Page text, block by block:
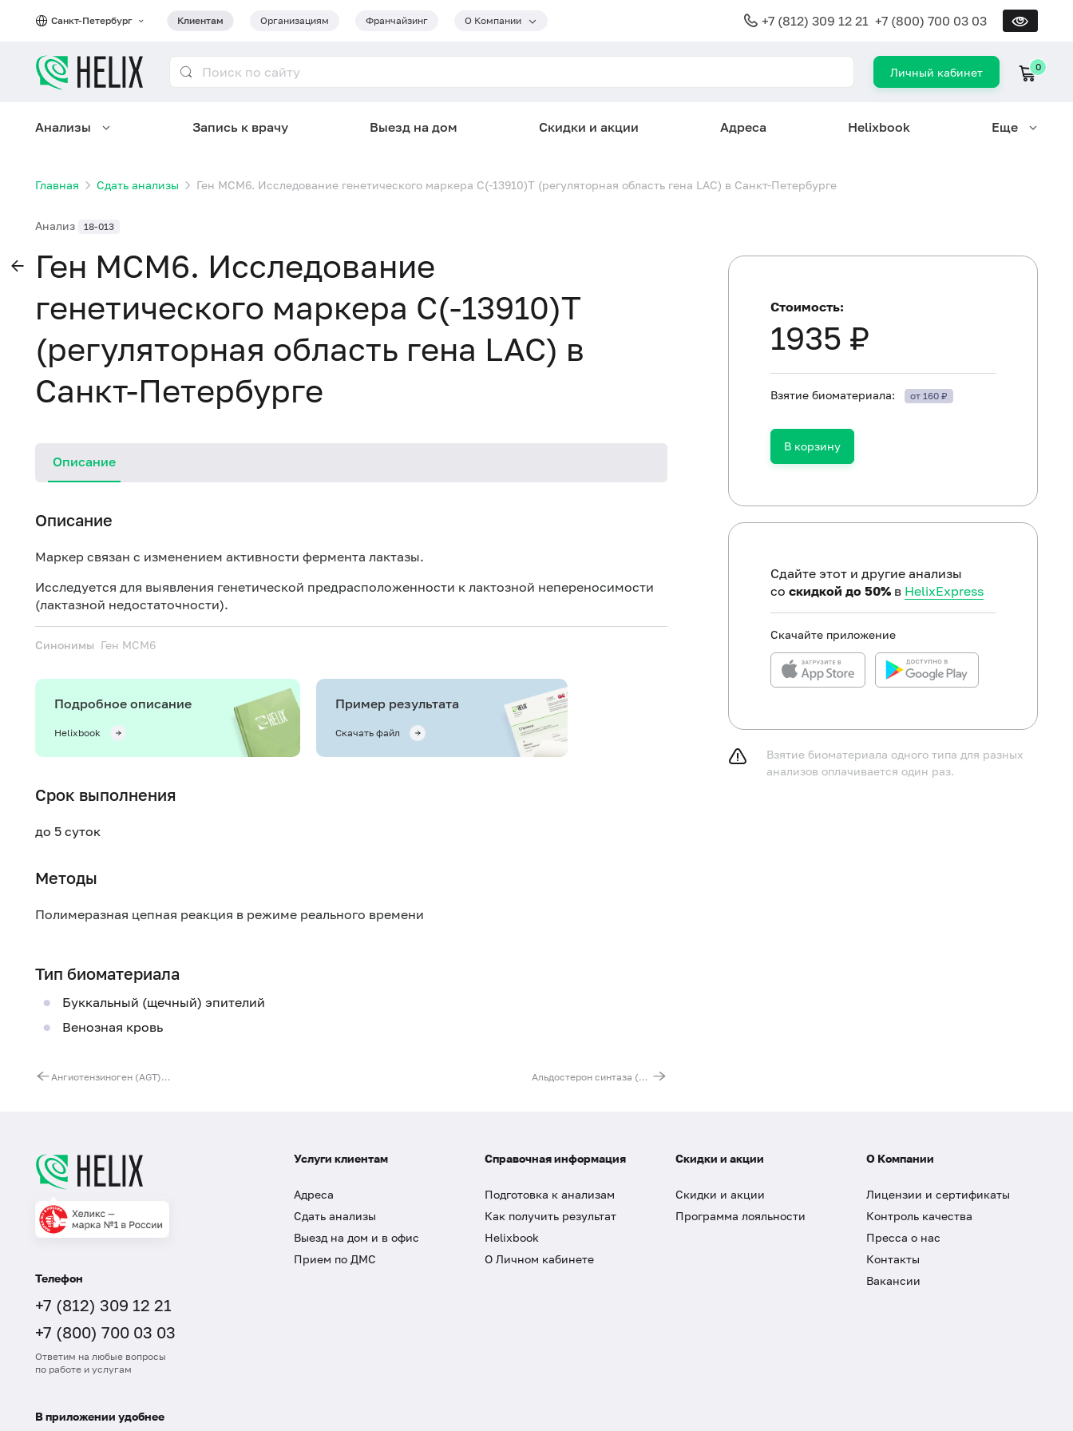
Санкт-Петербург Клиентам Организациям Франчайзинг О Компании +7 (812) 309 12 21 +7 (800) 700 03 03
Личный кабинет 0
Анализы Запись к врачу Выезд на дом Скидки и акции Адреса Helixbook Еще
Главная Сдать анализы Ген МСМ6. Исследование генетического маркера C(-13910)T (регуляторная область гена LAC) в Санкт-Петербурге
Анализ 18-013
Ген МСМ6. Исследование
генетического маркера C(-13910)T
(регуляторная область гена LAC) в
Санкт-Петербурге
Описание
Описание
Маркер связан с изменением активности фермента лактазы.
Исследуется для выявления генетической предрасположенности к лактозной непереносимости
(лактазной недостаточности).
Синонимы Ген MCM6
Подробное описание
Helixbook
Пример результата
Скачать файл
Срок выполнения
до 5 суток
Методы
Полимеразная цепная реакция в режиме реального времени
Тип биоматериала
Буккальный (щечный) эпителий
Венозная кровь
Ангиотензиноген (AGT). Выявление мутации C521T (Thr174Met) Альдостерон синтаза (CYP11B2). Выявление мутации C(-344)T (регуляторная область гена)
Стоимость:
1935 ₽
Взятие биоматериала: от 160 ₽
В корзину
Сдайте этот и другие анализы
со скидкой до 50% в HelixExpress
Скачайте приложение
Взятие биоматериала одного типа для разных
анализов оплачивается один раз.
Телефон
+7 (812) 309 12 21
+7 (800) 700 03 03
Ответим на любые вопросы
по работе и услугам
Услуги клиентам
Адреса
Сдать анализы
Выезд на дом и в офис
Прием по ДМС
Справочная информация
Подготовка к анализам
Как получить результат
Helixbook
О Личном кабинете
Скидки и акции
Скидки и акции
Программа лояльности
О Компании
Лицензии и сертификаты
Контроль качества
Пресса о нас
Контакты
Вакансии
В приложении удобнее